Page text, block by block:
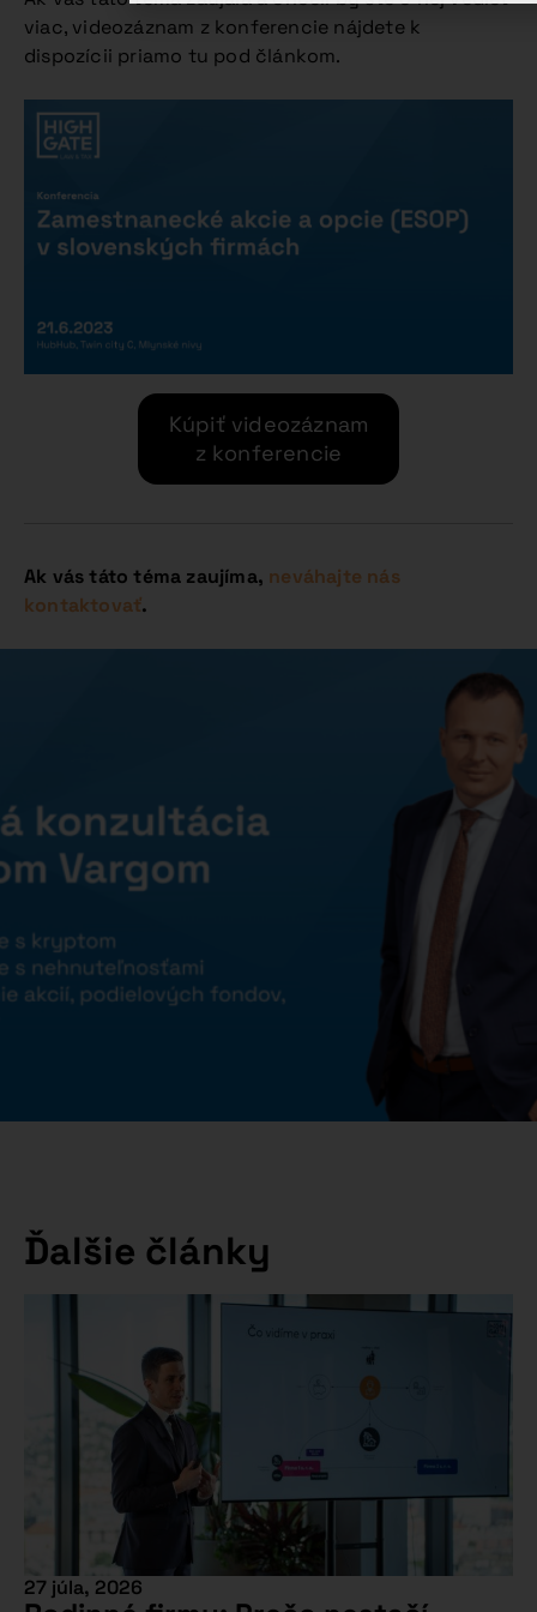
viac, videozáznam z konferencie nájdete k
dispozícii priamo tu pod článkom.
Kúpiť videozáznam
z konferencie
Ak vás táto téma zaujíma, neváhajte nás
kontaktovať.
Ďalšie články
27 júla, 2026